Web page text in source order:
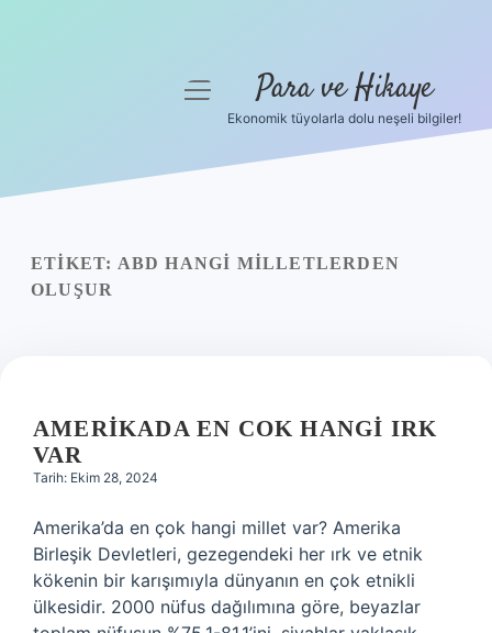
Yasal Uyarı
menüyü
Para ve Hikaye
Ekonomik tüyolarla dolu neşeli bilgiler!
ETIKET: ABD HANGI MILLETLERDEN
OLUŞUR
AMERIKADA EN COK HANGI IRK
VAR
Tarih: Ekim 28, 2024
Amerika’da en çok hangi millet var? Amerika
Birleşik Devletleri, gezegendeki her ırk ve etnik
kökenin bir karışımıyla dünyanın en çok etnikli
ülkesidir. 2000 nüfus dağılımına göre, beyazlar